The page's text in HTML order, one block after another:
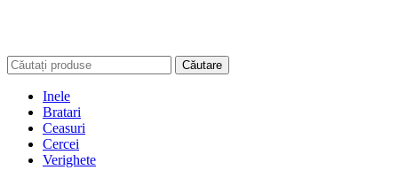
Căutare
Inele
Bratari
Ceasuri
Cercei
Verighete